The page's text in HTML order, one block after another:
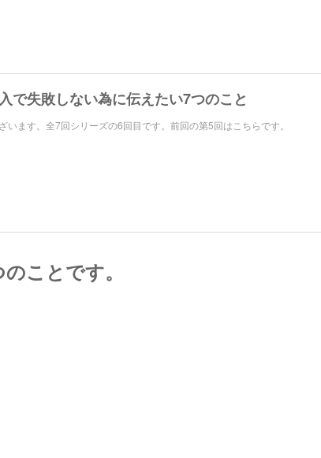
で失敗しない為に伝えたい7つのこと
います。全7回シリーズの6回目です。前回の第5回はこちらです。
ことです。